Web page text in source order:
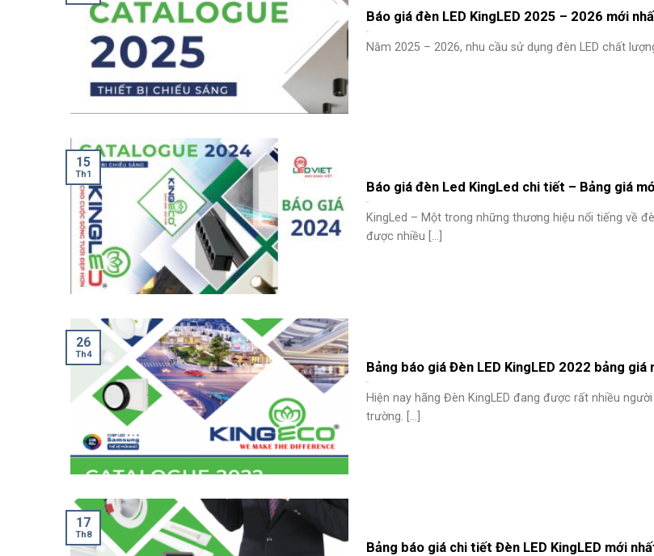
Báo giá đèn LED KingLED 2025 – 2026 mới
Năm 2025 – 2026, nhu cầu sử dụng đèn LED chất
Báo giá đèn Led KingLed chi tiết – Bảng giá
KingLed – Một trong những thương hiệu nổi tiếng về
được nhiều [...]
15
Th1
Bảng báo giá Đèn LED KingLED 2022 bảng giá
Hiện nay hãng Đèn KingLED đang được rất nhiều
trường. [...]
26
Th4
Bảng báo giá chi tiết Đèn LED KingLED mới
17
Th8